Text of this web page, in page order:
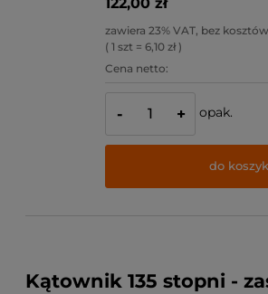
zawiera 23% VAT, bez
( 1 szt = 6,10 zł )
Cena netto:
- + opak.
do
Kątownik 135 stopni -